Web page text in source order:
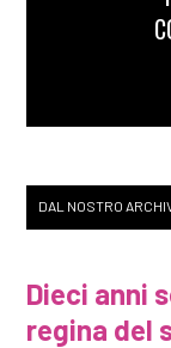
DAL NOSTRO
Dieci anni
regina del